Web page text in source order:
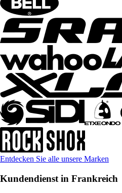
Entdecken Sie alle unsere Marken
Kundendienst in Frankreich